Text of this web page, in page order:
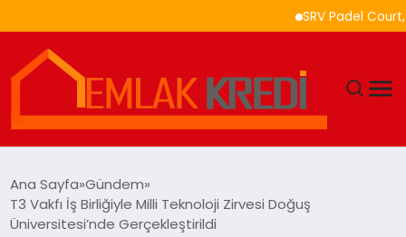
SRV Padel Court,
EKONOMI
Ana Sayfa Gündem
T3 Vakfı İş Birliğiyle Milli Teknoloji Zirvesi Doğuş
Üniversitesi’nde Gerçekleştirildi